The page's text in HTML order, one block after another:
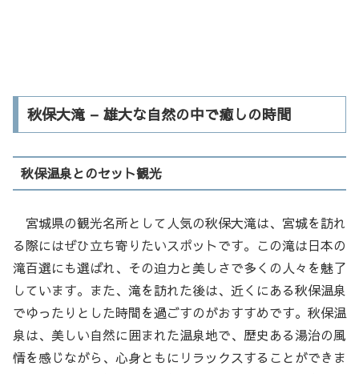
秋保大滝 – 雄大な自然の中で癒しの時間
秋保温泉とのセット観光
宮城県の観光名所として人気の秋保大滝は、宮城を訪れ
る際にはぜひ立ち寄りたいスポットです。この滝は日本の
滝百選にも選ばれ、その迫力と美しさで多くの人々を魅了
しています。また、滝を訪れた後は、近くにある秋保温泉
でゆったりとした時間を過ごすのがおすすめです。秋保温
泉は、美しい自然に囲まれた温泉地で、歴史ある湯治の風
情を感じながら、心身ともにリラックスすることができま